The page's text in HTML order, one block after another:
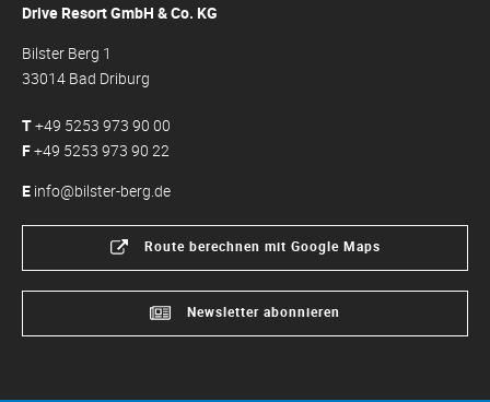
Drive Resort GmbH & Co. KG
Bilster Berg 1
33014 Bad Driburg
T+49 5253 973 90 00
F+49 5253 973 90 22
E info@bilster-berg.de
Route berechnen mit Google Maps
Newsletter abonnieren